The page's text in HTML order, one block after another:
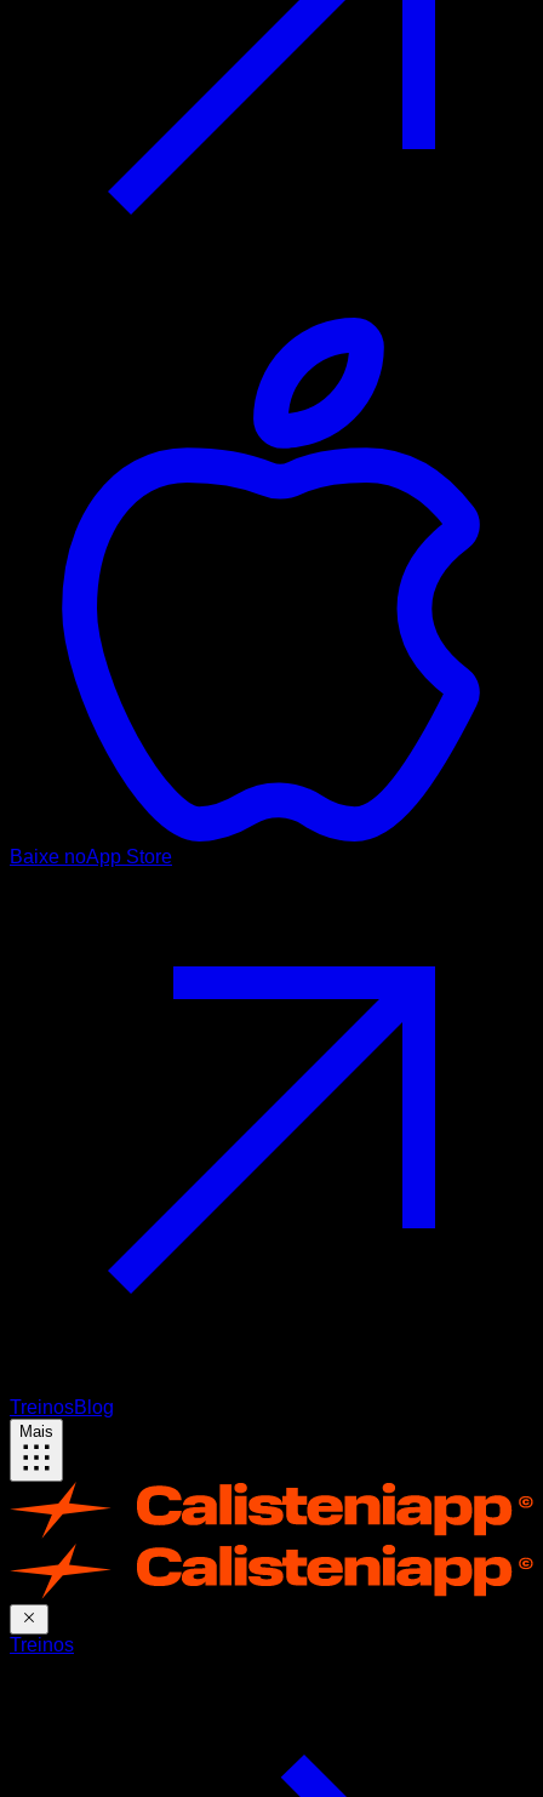
Baixe noApp Store
TreinosBlog
Mais
Treinos